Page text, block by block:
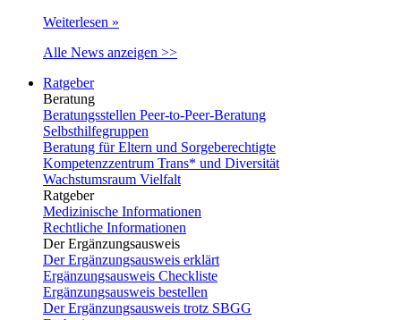
Weiterlesen »
Alle News anzeigen >>
Ratgeber
Beratung
Beratungsstellen Peer-to-Peer-Beratung
Selbsthilfegruppen
Beratung für Eltern und Sorgeberechtigte
Kompetenzzentrum Trans* und Diversität
Wachstumsraum Vielfalt
Ratgeber
Medizinische Informationen
Rechtliche Informationen
Der Ergänzungsausweis
Der Ergänzungsausweis erklärt
Ergänzungsausweis Checkliste
Ergänzungsausweis bestellen
Der Ergänzungsausweis trotz SBGG